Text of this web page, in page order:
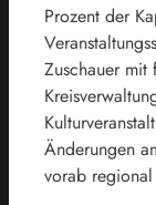
Prozent der
Zuschauer mit
Änderungen
vorab regional